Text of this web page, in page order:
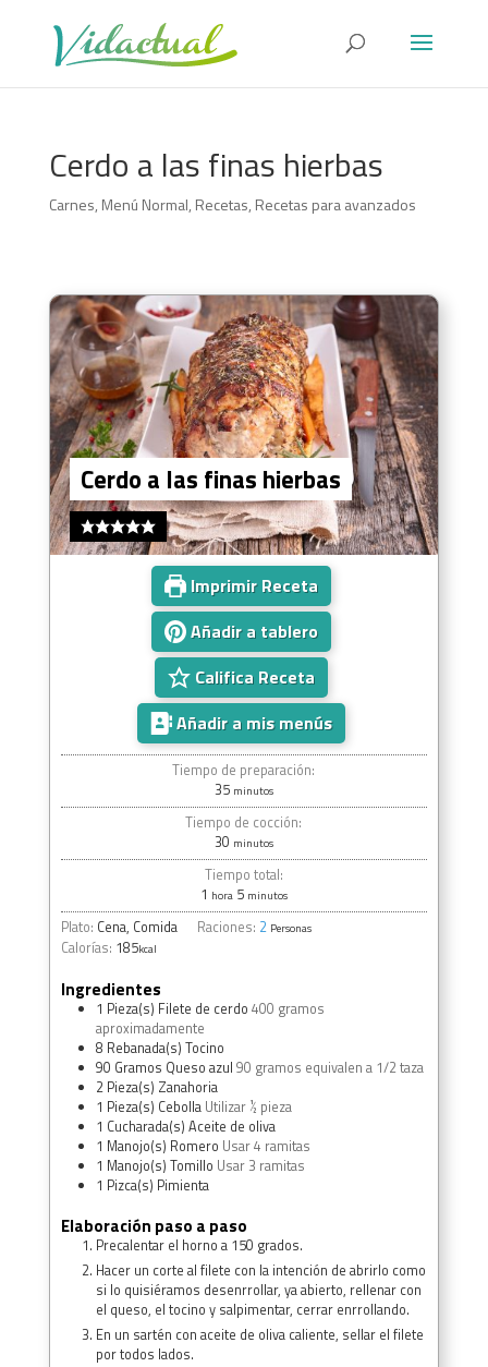
Cerdo a las finas hierbas
Carnes, Menú Normal, Recetas, Recetas para avanzados
Cerdo a las finas hierbas
Imprimir Receta
Añadir a tablero
Califica Receta
Añadir a mis menús
Tiempo de preparación:
35 minutos
Tiempo de cocción:
30 minutos
Tiempo total:
1 hora 5 minutos
Plato: Cena, Comida Raciones: 2 Personas
Calorías: 185kcal
Ingredientes
1 Pieza(s) Filete de cerdo 400 gramos
aproximadamente
8 Rebanada(s) Tocino
90 Gramos Queso azul 90 gramos equivalen a 1/2 taza
2 Pieza(s) Zanahoria
1 Pieza(s) Cebolla Utilizar ½ pieza
1 Cucharada(s) Aceite de oliva
1 Manojo(s) Romero Usar 4 ramitas
1 Manojo(s) Tomillo Usar 3 ramitas
1 Pizca(s) Pimienta
Elaboración paso a paso
Precalentar el horno a 150 grados.
Hacer un corte al filete con la intención de abrirlo como
si lo quisiéramos desenrrollar, ya abierto, rellenar con
el queso, el tocino y salpimentar, cerrar enrrollando.
En un sartén con aceite de oliva caliente, sellar el filete
por todos lados.